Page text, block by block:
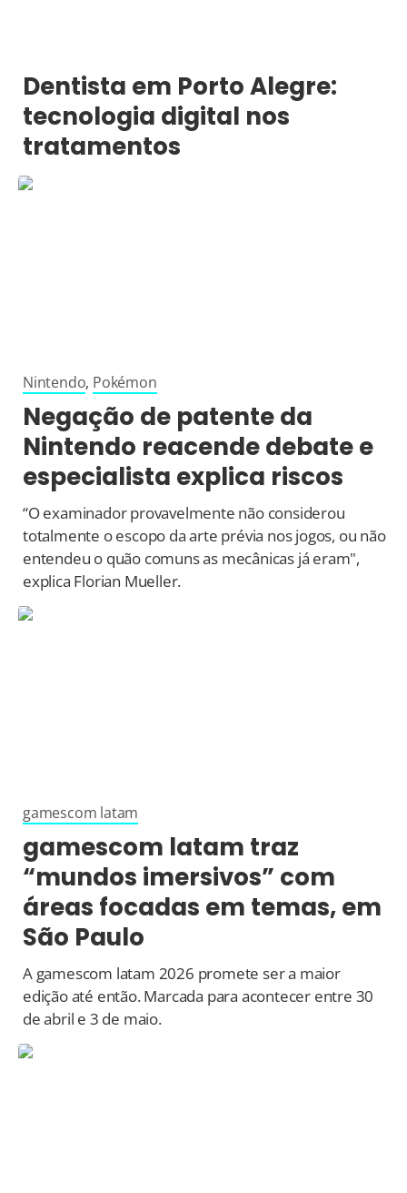
Dentista em Porto Alegre:
tecnologia digital nos
tratamentos
Nintendo, Pokémon
Negação de patente da
Nintendo reacende debate e
especialista explica riscos
“O examinador provavelmente não considerou
totalmente o escopo da arte prévia nos jogos, ou não
entendeu o quão comuns as mecânicas já eram",
explica Florian Mueller.
gamescom latam
gamescom latam traz
“mundos imersivos” com
áreas focadas em temas, em
São Paulo
A gamescom latam 2026 promete ser a maior
edição até então. Marcada para acontecer entre 30
de abril e 3 de maio.